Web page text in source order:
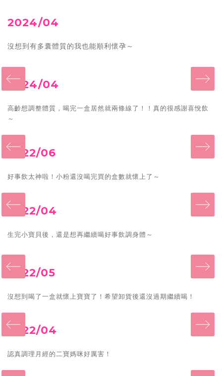
2024/04
沒想到有多囊體質的我也能順利懷孕～
2024/04
高齡想調整體質，喝完一盒居然就兩條線了！！真的很感謝喜悅飲
～
2022/06
好事飲太神啦！小粉還沒喝完買的盒數就懷上了～
2022/04
生完小寶貝後，還是想再繼續喝好事飲調身體～
2022/05
沒想到喝了一盒就懷上寶寶了！希望卸貨後還沒過期繼續喝！
2022/04
認真調理月經的 二寶媽咪好厲害！